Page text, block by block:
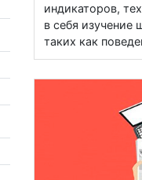
индикаторов,
в себя изучение
таких как